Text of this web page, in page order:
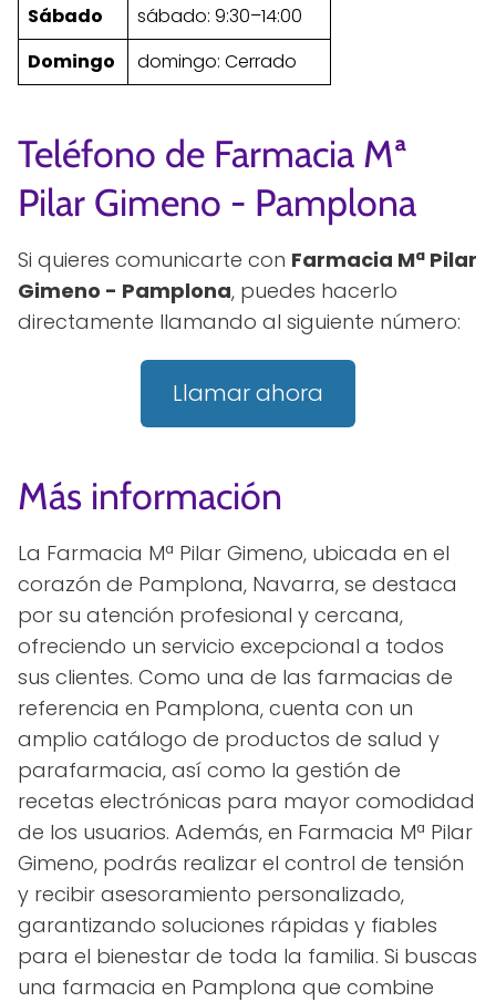
Sábado
sábado: 9:30–14:00
Domingo
domingo: Cerrado
Teléfono de Farmacia Mª
Pilar Gimeno - Pamplona
Si quieres comunicarte con Farmacia Mª Pilar
Gimeno - Pamplona, puedes hacerlo
directamente llamando al siguiente número:
Llamar ahora
Más información
La Farmacia Mª Pilar Gimeno, ubicada en el
corazón de Pamplona, Navarra, se destaca
por su atención profesional y cercana,
ofreciendo un servicio excepcional a todos
sus clientes. Como una de las farmacias de
referencia en Pamplona, cuenta con un
amplio catálogo de productos de salud y
parafarmacia, así como la gestión de
recetas electrónicas para mayor comodidad
de los usuarios. Además, en Farmacia Mª Pilar
Gimeno, podrás realizar el control de tensión
y recibir asesoramiento personalizado,
garantizando soluciones rápidas y fiables
para el bienestar de toda la familia. Si buscas
una farmacia en Pamplona que combine